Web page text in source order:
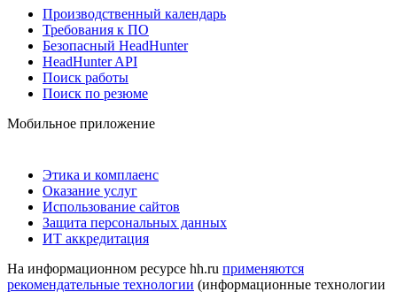
Производственный календарь
Требования к ПО
Безопасный HeadHunter
HeadHunter API
Поиск работы
Поиск по резюме
Мобильное приложение
Этика и комплаенс
Оказание услуг
Использование сайтов
Защита персональных данных
ИТ аккредитация
На информационном ресурсе hh.ru применяются
рекомендательные технологии (информационные технологии